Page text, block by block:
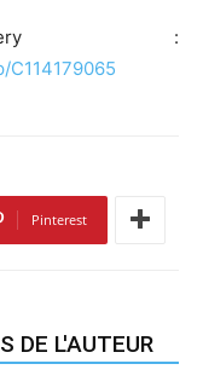
:
Pinterest
DE L'AUTEUR